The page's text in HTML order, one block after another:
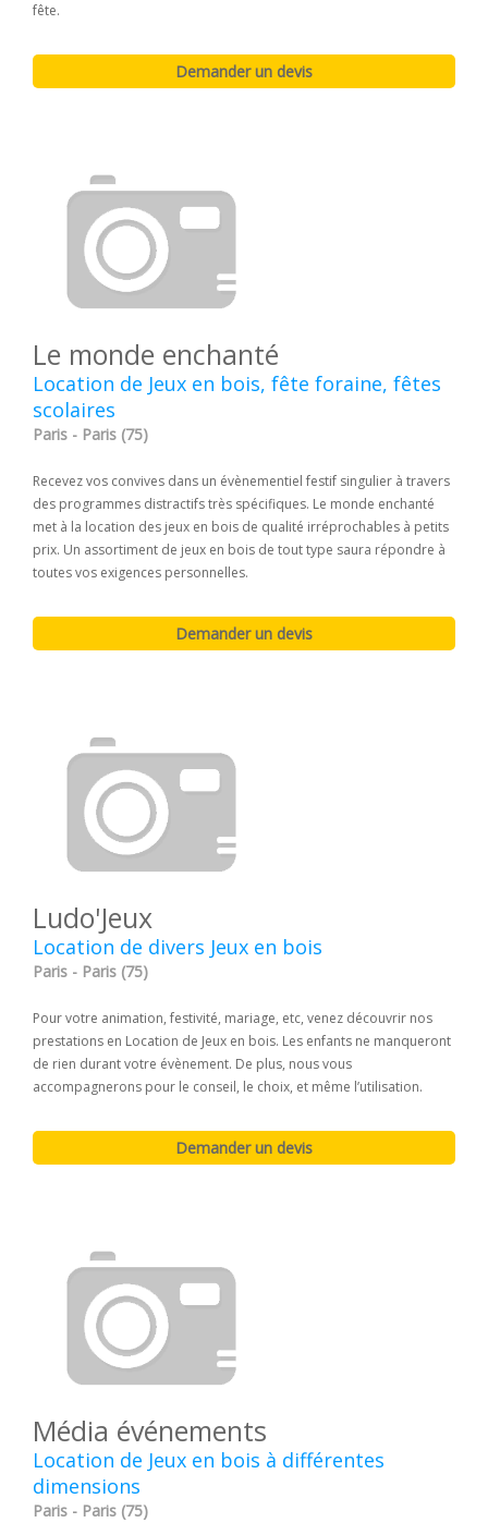
fête.
Le monde enchanté
Location de Jeux en bois, fête foraine, fêtes
scolaires
Paris - Paris (75)
Recevez vos convives dans un évènementiel festif singulier à travers
des programmes distractifs très spécifiques. Le monde enchanté
met à la location des jeux en bois de qualité irréprochables à petits
prix. Un assortiment de jeux en bois de tout type saura répondre à
toutes vos exigences personnelles.
Ludo'Jeux
Location de divers Jeux en bois
Paris - Paris (75)
Pour votre animation, festivité, mariage, etc, venez découvrir nos
prestations en Location de Jeux en bois. Les enfants ne manqueront
de rien durant votre évènement. De plus, nous vous
accompagnerons pour le conseil, le choix, et même l’utilisation.
Média événements
Location de Jeux en bois à différentes
dimensions
Paris - Paris (75)